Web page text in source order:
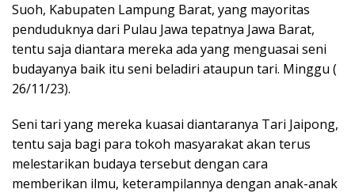
Suoh, Kabupaten Lampung Barat, yang mayoritas
penduduknya dari Pulau Jawa tepatnya Jawa Barat,
tentu saja diantara mereka ada yang menguasai seni
budayanya baik itu seni beladiri ataupun tari. Minggu (
26/11/23).
Seni tari yang mereka kuasai diantaranya Tari Jaipong,
tentu saja bagi para tokoh masyarakat akan terus
melestarikan budaya tersebut dengan cara
memberikan ilmu, keterampilannya dengan anak-anak